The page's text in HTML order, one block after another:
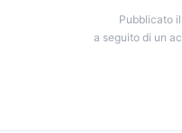
Pubblicato
a seguito di un